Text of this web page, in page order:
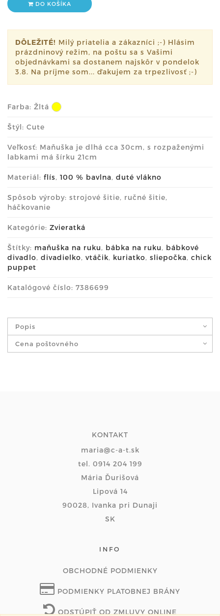
DO KOŠÍKA
DÔLEŽITÉ! Milý priatelia a zákazníci ;-) Hlásim
prázdninový režim, na poštu sa s Vašimi
objednávkami sa dostanem najskôr v pondelok
3.8. Na príjme som... ďakujem za trpezlivosť ;-)
Farba: Žltá
Štýl: Cute
Veľkosť: Maňuška je dlhá cca 30cm, s rozpaženými
labkami má šírku 21cm
Materiál: flís, 100 % bavlna, duté vlákno
Spôsob výroby: strojové šitie, ručné šitie,
háčkovanie
Kategórie: Zvieratká
Štítky: maňuška na ruku, bábka na ruku, bábkové
divadlo, divadielko, vtáčik, kuriatko, sliepočka, chick
puppet
Katalógové číslo: 7386699
Popis
Cena poštovného
KONTAKT
maria@c-a-t.sk
tel. 0914 204 199
Mária Ďurišová
Lipová 14
90028, Ivanka pri Dunaji
SK
INFO
OBCHODNÉ PODMIENKY
PODMIENKY PLATOBNEJ BRÁNY
ODSTÚPIŤ OD ZMLUVY ONLINE